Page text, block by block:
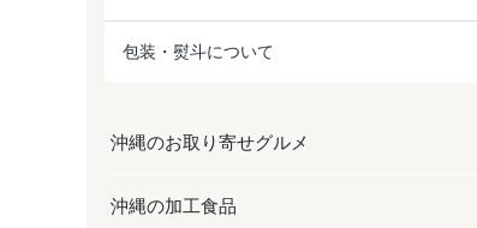
包装・熨斗について
沖縄のお取り寄せグルメ
お取り寄せグルメ
沖縄の加工食品